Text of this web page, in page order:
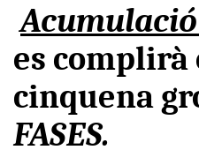
es complirà
cinquena
FASES.